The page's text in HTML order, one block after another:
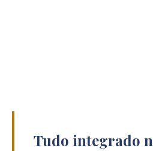
Tudo integrado